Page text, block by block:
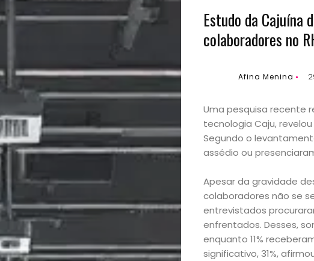
Estudo da Cajuína
colaboradores no
Afina Menina
Uma pesquisa recente
tecnologia Caju,
Segundo o
assédio ou
Apesar da gravidade
colaboradores não se
entrevistados
enfrentados. Desses,
enquanto 11%
significativo, 31%,